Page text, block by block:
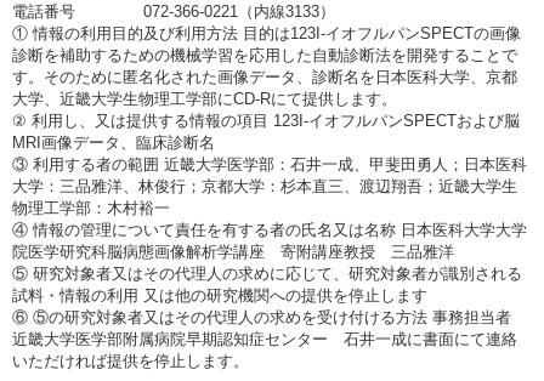
電話番号 072-366-0221（内線3133）
① 情報の利用目的及び利用方法 目的は123I-イオフルパンSPECTの画像
診断を補助するための機械学習を応用した自動診断法を開発することで
す。そのために匿名化された画像データ、診断名を日本医科大学、京都
大学、近畿大学生物理工学部にCD-Rにて提供します。
② 利用し、又は提供する情報の項目 123I-イオフルパンSPECTおよび脳
MRI画像データ、臨床診断名
③ 利用する者の範囲 近畿大学医学部：石井一成、甲斐田勇人；日本医科
大学：三品雅洋、林俊行；京都大学：杉本直三、渡辺翔吾；近畿大学生
物理工学部：木村裕一
④ 情報の管理について責任を有する者の氏名又は名称 日本医科大学大学
院医学研究科脳病態画像解析学講座 寄附講座教授 三品雅洋
⑤ 研究対象者又はその代理人の求めに応じて、研究対象者が識別される
試料・情報の利用 又は他の研究機関への提供を停止します
⑥ ⑤の研究対象者又はその代理人の求めを受け付ける方法 事務担当者
近畿大学医学部附属病院早期認知症センター 石井一成に書面にて連絡
いただければ提供を停止します。